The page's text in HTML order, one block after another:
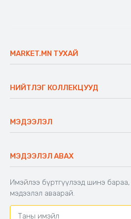
MARKET.MN ТУХАЙ
Үнэт зүйлс
Ажлын байр
Блог
НИЙТЛЭГ КОЛЛЕКЦУУД
Сүүдрэвч
Аяны ширээ
Аяны түшлэгтэй сандал
МЭДЭЭЛЭЛ
Буцаалтын журам
Захиалга шалгах
Хамтран ажиллах
Холбоо барих
МЭДЭЭЛЭЛ АВАХ
Имэйлээ бүртгүүлээд шинэ
мэдээлэл аваарай.